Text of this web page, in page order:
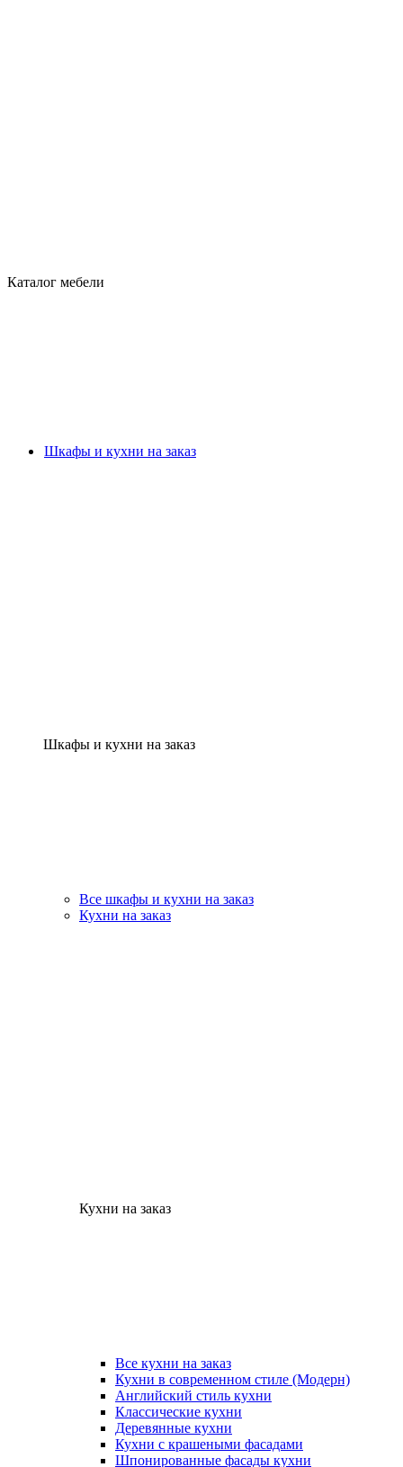
Каталог мебели
Шкафы и кухни на заказ
Шкафы и кухни на заказ
Все шкафы и кухни на заказ
Кухни на заказ
Кухни на заказ
Все кухни на заказ
Кухни в современном стиле (Модерн)
Английский стиль кухни
Классические кухни
Деревянные кухни
Кухни с крашеными фасадами
Шпонированные фасады кухни